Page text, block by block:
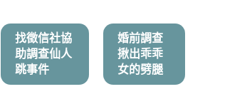
找徵信社協
助調查仙人
跳事件
婚前調查
揪出乖乖
女的劈腿